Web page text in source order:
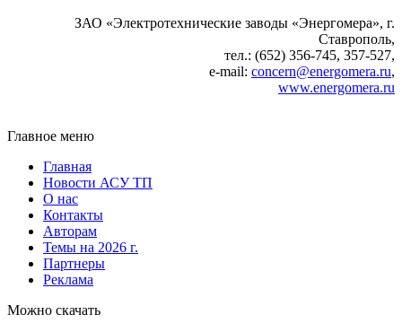
ЗАО «Электротехнические заводы «Энергомера», г.
Ставрополь,
тел.: (652) 356-745, 357-527,
e‑mail: concern@energomera.ru,
www.energomera.ru
Главное меню
Главная
Новости АСУ ТП
О нас
Контакты
Авторам
Темы на 2026 г.
Партнеры
Реклама
Можно скачать